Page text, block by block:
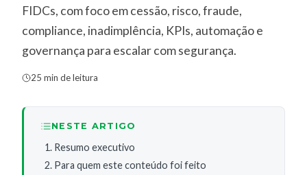
FIDCs, com foco em cessão, risco, fraude,
compliance, inadimplência, KPIs, automação e
governança para escalar com segurança.
25 min de leitura
NESTE ARTIGO
Resumo executivo
Para quem este conteúdo foi feito